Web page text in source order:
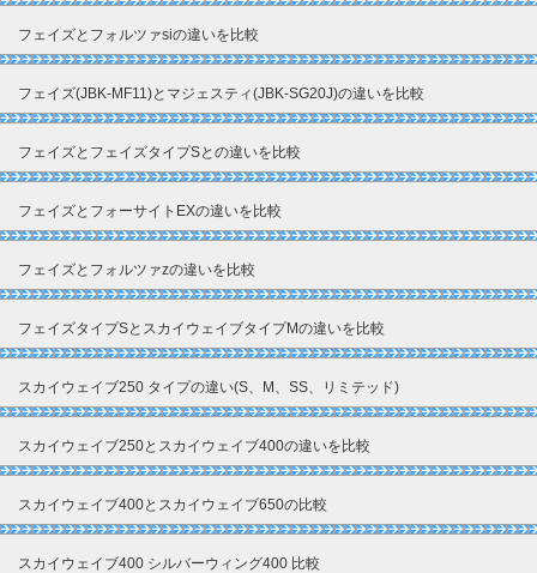
フェイズとフォルツァsiの違いを比較
フェイズ(JBK-MF11)とマジェスティ(JBK-SG20J)の違いを比較
フェイズとフェイズタイプSとの違いを比較
フェイズとフォーサイトEXの違いを比較
フェイズとフォルツァzの違いを比較
フェイズタイプSとスカイウェイブタイプMの違いを比較
スカイウェイブ250 タイプの違い(S、M、SS、リミテッド)
スカイウェイブ250とスカイウェイブ400の違いを比較
スカイウェイブ400とスカイウェイブ650の比較
スカイウェイブ400 シルバーウィング400 比較